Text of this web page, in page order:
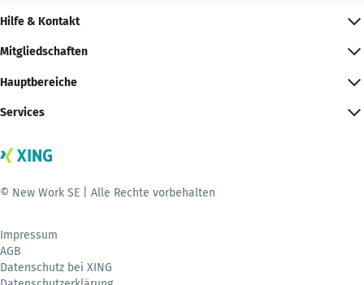
Hilfe & Kontakt
Mitgliedschaften
Hauptbereiche
Services
© New Work SE | Alle Rechte vorbehalten
Impressum
AGB
Datenschutz bei XING